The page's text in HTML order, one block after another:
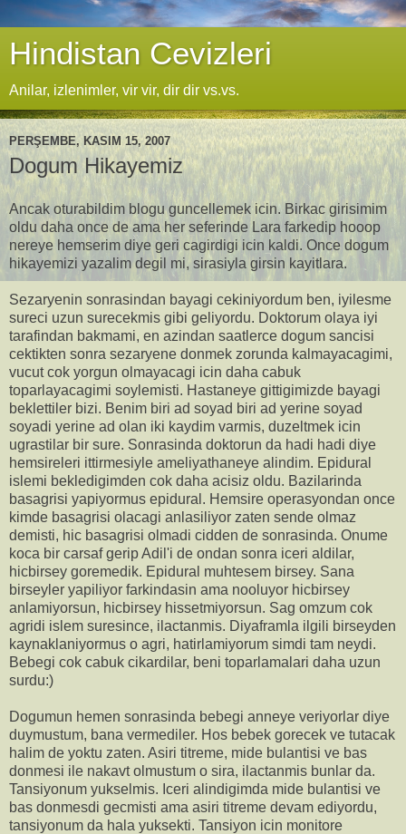
Hindistan Cevizleri
Anilar, izlenimler, vir vir, dir dir vs.vs.
PERŞEMBE, KASIM 15, 2007
Dogum Hikayemiz
Ancak oturabildim blogu guncellemek icin. Birkac girisimim
oldu daha once de ama her seferinde Lara farkedip hooop
nereye hemserim diye geri cagirdigi icin kaldi. Once dogum
hikayemizi yazalim degil mi, sirasiyla girsin kayitlara.
Sezaryenin sonrasindan bayagi cekiniyordum ben, iyilesme
sureci uzun surecekmis gibi geliyordu. Doktorum olaya iyi
tarafindan bakmami, en azindan saatlerce dogum sancisi
cektikten sonra sezaryene donmek zorunda kalmayacagimi,
vucut cok yorgun olmayacagi icin daha cabuk
toparlayacagimi soylemisti. Hastaneye gittigimizde bayagi
beklettiler bizi. Benim biri ad soyad biri ad yerine soyad
soyadi yerine ad olan iki kaydim varmis, duzeltmek icin
ugrastilar bir sure. Sonrasinda doktorun da hadi hadi diye
hemsireleri ittirmesiyle ameliyathaneye alindim. Epidural
islemi bekledigimden cok daha acisiz oldu. Bazilarinda
basagrisi yapiyormus epidural. Hemsire operasyondan once
kimde basagrisi olacagi anlasiliyor zaten sende olmaz
demisti, hic basagrisi olmadi cidden de sonrasinda. Onume
koca bir carsaf gerip Adil'i de ondan sonra iceri aldilar,
hicbirsey goremedik. Epidural muhtesem birsey. Sana
birseyler yapiliyor farkindasin ama nooluyor hicbirsey
anlamiyorsun, hicbirsey hissetmiyorsun. Sag omzum cok
agridi islem suresince, ilactanmis. Diyaframla ilgili birseyden
kaynaklaniyormus o agri, hatirlamiyorum simdi tam neydi.
Bebegi cok cabuk cikardilar, beni toparlamalari daha uzun
surdu:)
Dogumun hemen sonrasinda bebegi anneye veriyorlar diye
duymustum, bana vermediler. Hos bebek gorecek ve tutacak
halim de yoktu zaten. Asiri titreme, mide bulantisi ve bas
donmesi ile nakavt olmustum o sira, ilactanmis bunlar da.
Tansiyonum yukselmis. Iceri alindigimda mide bulantisi ve
bas donmesdi gecmisti ama asiri titreme devam ediyordu,
tansiyonum da hala yuksekti. Tansiyon icin monitore